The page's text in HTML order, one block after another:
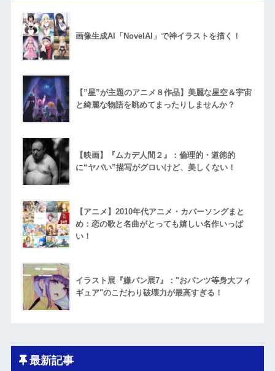
画像生成AI「NovelAI」で神イラストを描く！
【”星”が主題のアニメ８作品】美麗な星空＆宇宙
と綺麗な物語を眺めてまったりしませんか？
【映画】『ムカデ人間２』：倫理的・道徳的
に“ヤバい”描写がグロいけど、美しくない！
【アニメ】2010年代アニメ・カバーソングまと
め：恋の歌と名曲がとっても嬉しい名作いっぱ
い！
イラスト展『嫌パン展7』："おパンツ等身大フィ
ギュア"のこだわり破壊力が最高すぎる！
最新記事